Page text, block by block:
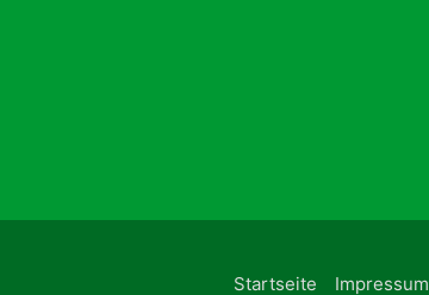
Startseite Impressum